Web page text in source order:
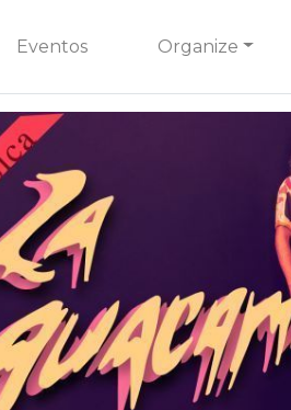
Eventos Organize